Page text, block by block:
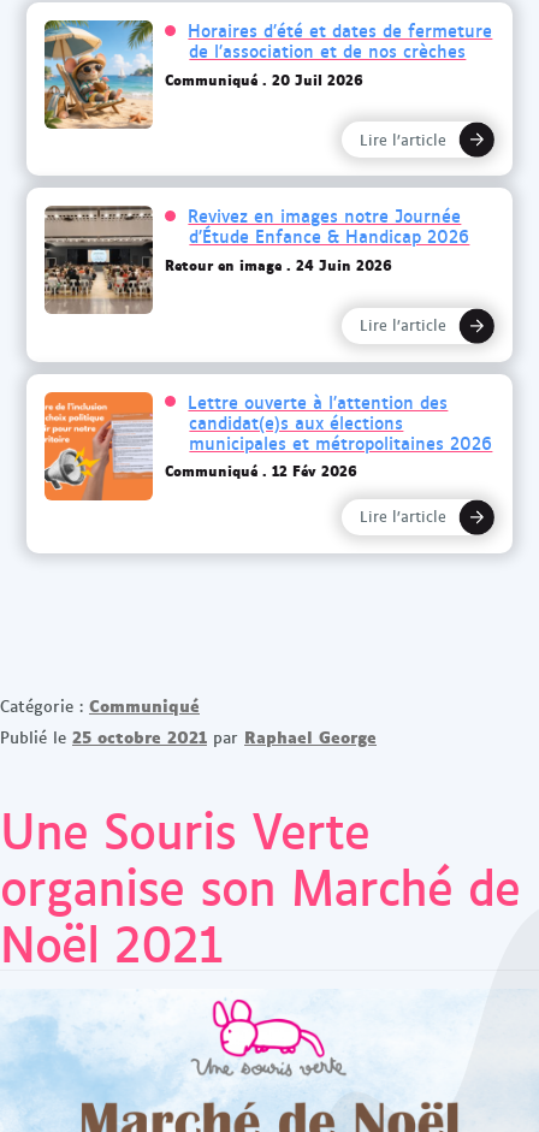
Horaires d’été et dates de fermeture
de l’association et de nos crèches
Communiqué 20 Juil 2026
Lire l’article
Revivez en images notre Journée
d’Étude Enfance & Handicap 2026
Retour en image 24 Juin 2026
Lire l’article
Lettre ouverte à l’attention des
candidat(e)s aux élections
municipales et métropolitaines 2026
Communiqué 12 Fév 2026
Lire l’article
Catégorie : Communiqué
Publié le 25 octobre 2021 par Raphael George
Une Souris Verte
organise son Marché de
Noël 2021